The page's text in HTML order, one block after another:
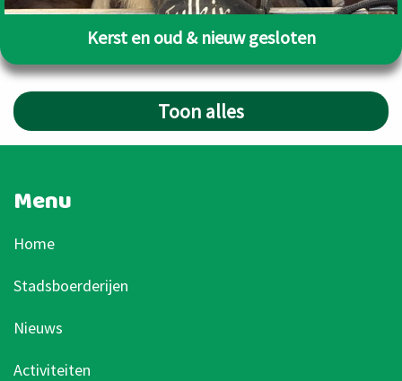
Kerst en oud & nieuw gesloten
Toon alles
Menu
Home
Stadsboerderijen
Nieuws
Activiteiten